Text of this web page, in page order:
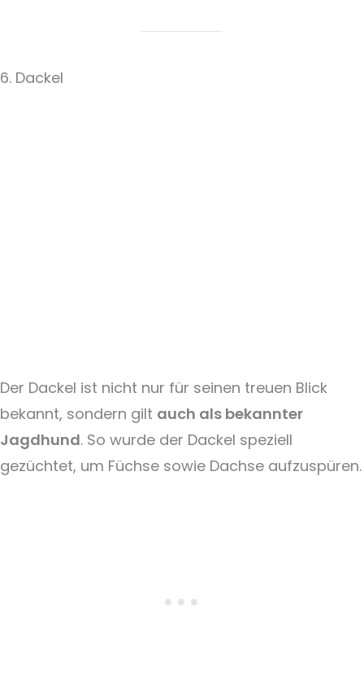
6. Dackel
Der Dackel ist nicht nur für seinen treuen Blick
bekannt, sondern gilt auch als bekannter
Jagdhund. So wurde der Dackel speziell
gezüchtet, um Füchse sowie Dachse aufzuspüren.